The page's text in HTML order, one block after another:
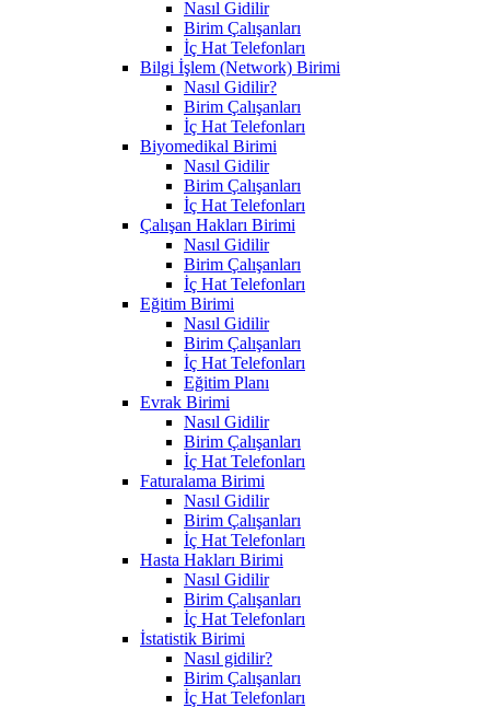
Nasıl Gidilir
Birim Çalışanları
İç Hat Telefonları
Bilgi İşlem (Network) Birimi
Nasıl Gidilir?
Birim Çalışanları
İç Hat Telefonları
Biyomedikal Birimi
Nasıl Gidilir
Birim Çalışanları
İç Hat Telefonları
Çalışan Hakları Birimi
Nasıl Gidilir
Birim Çalışanları
İç Hat Telefonları
Eğitim Birimi
Nasıl Gidilir
Birim Çalışanları
İç Hat Telefonları
Eğitim Planı
Evrak Birimi
Nasıl Gidilir
Birim Çalışanları
İç Hat Telefonları
Faturalama Birimi
Nasıl Gidilir
Birim Çalışanları
İç Hat Telefonları
Hasta Hakları Birimi
Nasıl Gidilir
Birim Çalışanları
İç Hat Telefonları
İstatistik Birimi
Nasıl gidilir?
Birim Çalışanları
İç Hat Telefonları